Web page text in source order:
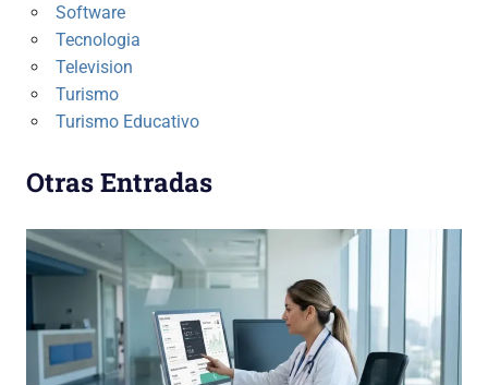
Software
Tecnologia
Television
Turismo
Turismo Educativo
Otras Entradas